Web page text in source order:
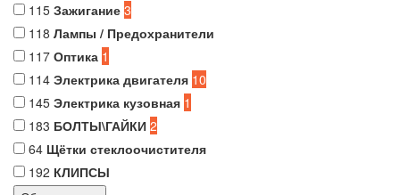
115 Зажигание 3
118 Лампы / Предохранители
117 Оптика 1
114 Электрика двигателя 10
145 Электрика кузовная 1
183 БОЛТЫ\ГАЙКИ 2
64 Щётки стеклоочистителя
192 КЛИПСЫ